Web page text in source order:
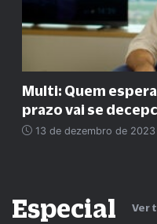
Multi: Quem
prazo vai se
13 de dezembro de 2023
Especial Ver